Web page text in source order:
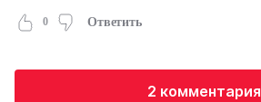
0 Ответить
2 комментария